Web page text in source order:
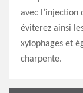
avec l’injection
éviterez ainsi
xylophages et
charpente.